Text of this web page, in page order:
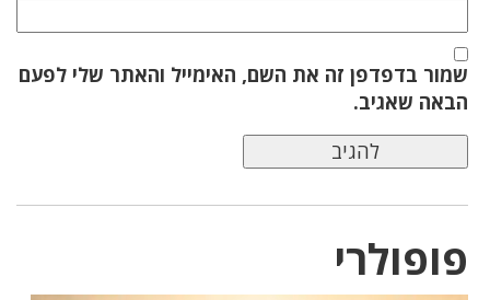
שמור בדפדפן זה את השם, האימייל והאתר שלי לפעם
הבאה שאגיב.
פופולרי